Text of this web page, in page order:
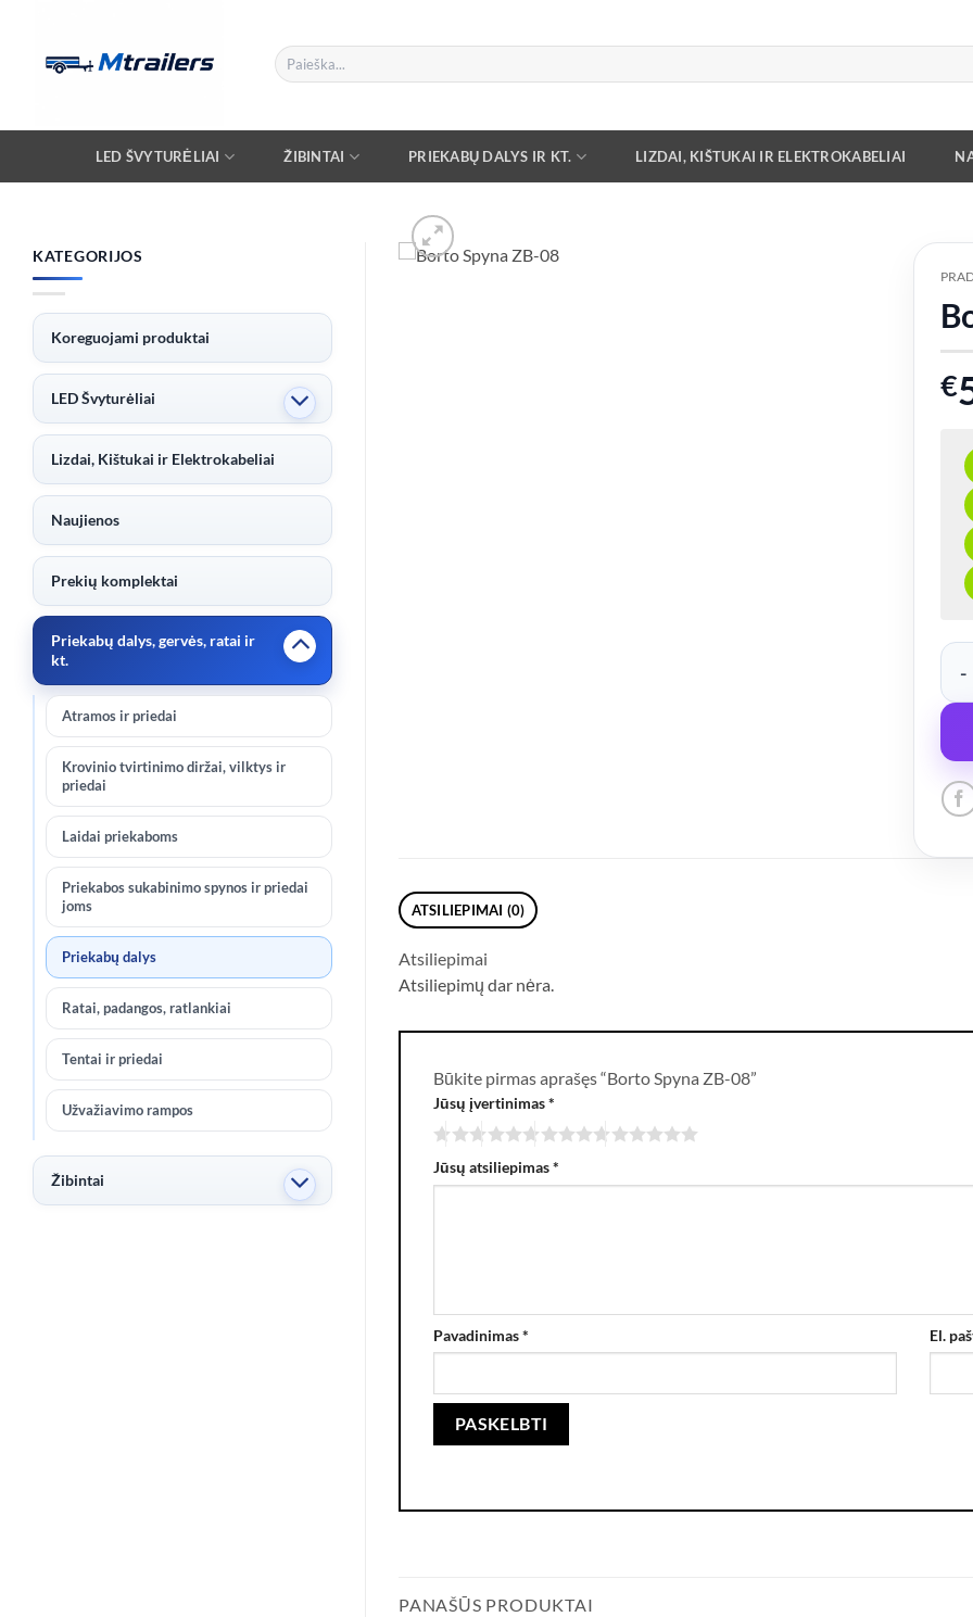
content
Ieškoti:
LED ŠVYTURĖLIAI ŽIBINTAI PRIEKABŲ DALYS IR KT. LIZDAI, KIŠTUKAI IR ELEKTROKABELIAI
KATEGORIJOS
Koreguojami produktai
LED Švyturėliai
Lizdai, Kištukai ir Elektrokabeliai
Naujienos
Prekių komplektai
Priekabų dalys, gervės, ratai ir
kt.
Atramos ir priedai
Krovinio tvirtinimo diržai, vilktys ir
priedai
Laidai priekaboms
Priekabos sukabinimo spynos ir priedai
joms
Priekabų dalys
Ratai, padangos, ratlankiai
Tentai ir priedai
Užvažiavimo rampos
Žibintai
€
ATSILIEPIMAI (0)
Atsiliepimai
Atsiliepimų dar nėra.
Būkite pirmas aprašęs “Borto Spyna ZB-08”
Jūsų įvertinimas*
Jūsų atsiliepimas*
Pavadinimas* El.
PANAŠŪS PRODUKTAI